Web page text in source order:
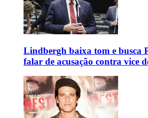
Lindbergh baixa tom e busca
falar de acusação contra vice